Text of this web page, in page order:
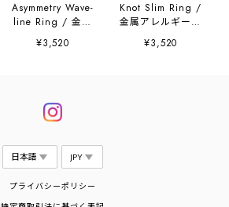
Asymmetry Wave-
line Ring / 金属
アレルギー対応
¥3,520
Knot Slim Ring /
金属アレルギー対
応
¥3,520
プライバシーポリシー